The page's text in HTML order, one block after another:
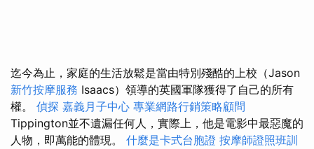
迄今為止，家庭的生活放鬆是當由特別殘酷的上校（Jason
新竹按摩服務 Isaacs）領導的英國軍隊獲得了自己的所有
權。 偵探 嘉義月子中心 專業網路行銷策略顧問
Tippington並不遺漏任何人，實際上，他是電影中最惡魔的
人物，即萬能的體現。 什麼是卡式台胞證 按摩師證照班訓